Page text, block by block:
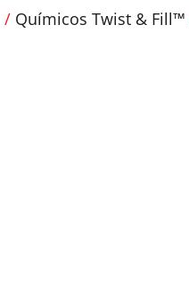
/ Químicos Twist & Fill™